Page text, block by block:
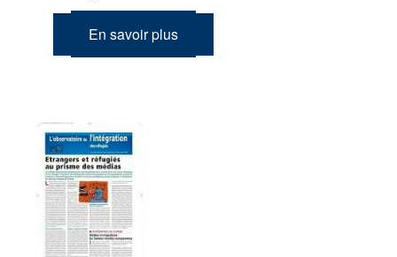
En savoir plus